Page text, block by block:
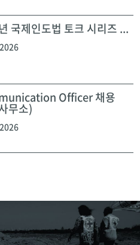
국제인도법 토크 시리즈 ...
Officer 채용
무소)